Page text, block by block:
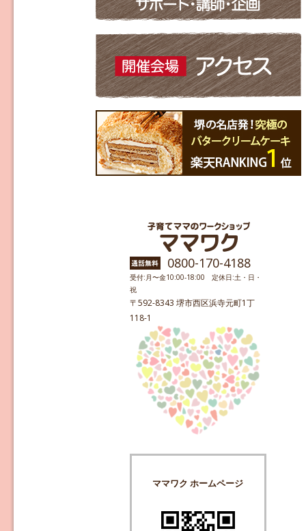
0800-170-4188
受付:月〜金10:00-18:00 定休日:土・日・
祝
〒592-8343 堺市西区浜寺元町1丁
118-1
ママワク ホームページ